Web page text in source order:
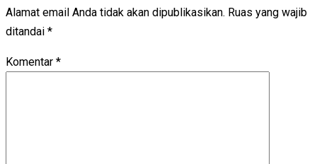
Alamat email Anda tidak akan dipublikasikan. Ruas yang wajib
ditandai *
Komentar *